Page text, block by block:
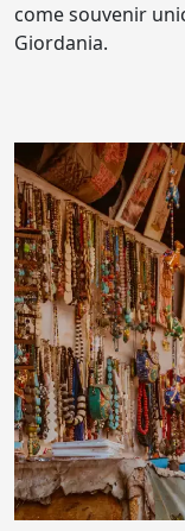
come souvenir
Giordania.